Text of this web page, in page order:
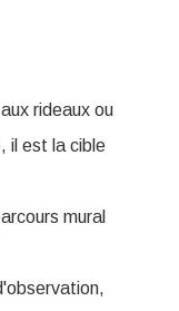
aux rideaux ou
il est la cible
mural